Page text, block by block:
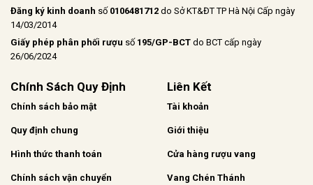
Đăng ký kinh doanh số 0106481712 do Sở KT&ĐT TP Hà Nội Cấp ngày
14/03/2014
Giấy phép phân phối rượu số 195/GP-BCT do BCT cấp ngày
26/06/2024
Chính Sách Quy Định
Chính sách bảo mật
Quy định chung
Hình thức thanh toán
Chính sách vận chuyển
Liên Kết
Tài khoản
Giới thiệu
Cửa hàng rượu vang
Vang Chén Thánh